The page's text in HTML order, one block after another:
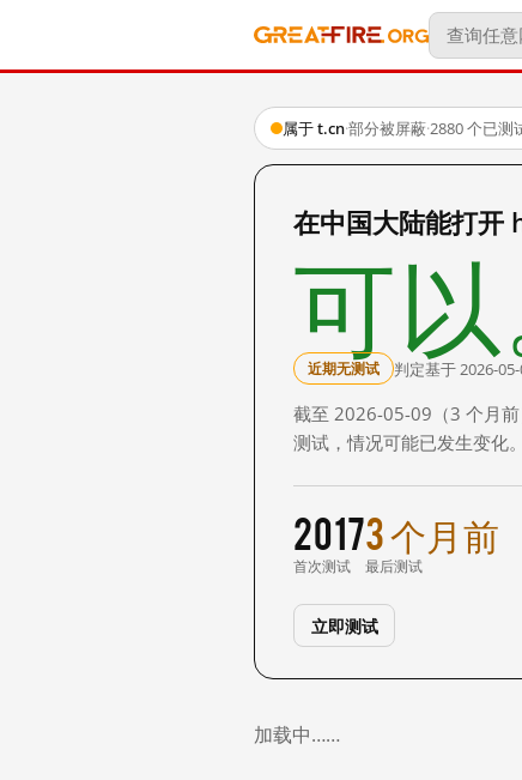
属于 t.cn·部分被屏蔽·2880 个已测
在中国大陆能打
可以
近期无测试 判定基于 2026-
截至 2026-05-09（3 个月
测试，情况可能已发生变化。
2017
首次测试
3 个月前
最后测试
立即测试
加载中……